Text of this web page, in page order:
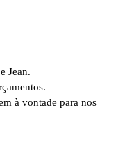
Jean.
à vontade para nos